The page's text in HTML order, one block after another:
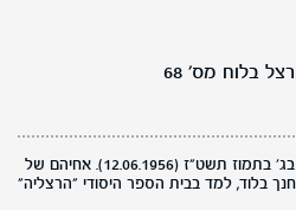
בלוח מס' 68
יוסי, בן מטילדה ושמואל, נולד בלוד בג' בתמוז תשט"ז (12.06.1956). אחיהם של
בלוד, למד בבית הספר היסודי "הרצליה"